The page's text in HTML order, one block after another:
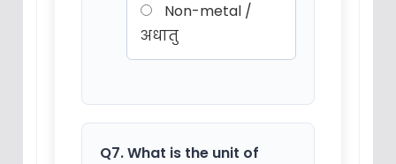
Non-metal /
अधातु
Q7. What is the unit of